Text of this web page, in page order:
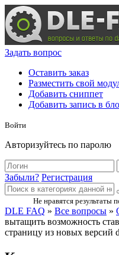
Задать вопрос
Оставить заказ
Разместить свой
Добавить сниппет
Добавить запись в
Войти
Авторизуйтесь по паролю
Забыли? Регистрация
Не нравятся результаты
DLE FAQ » Все вопросы »
вытащить возможность
страницу из новых версий